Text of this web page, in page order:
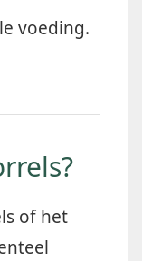
voeding.
of het